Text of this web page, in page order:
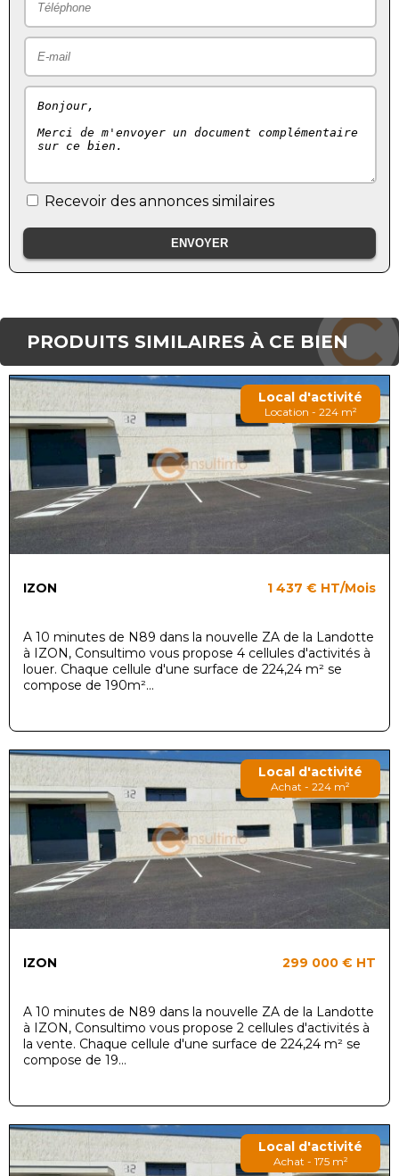
Recevoir des annonces similaires
PRODUITS SIMILAIRES À CE BIEN
Local d'activité
Location - 224 m²
IZON 1 437 € HT/Mois
A 10 minutes de N89 dans la nouvelle ZA de la Landotte
à IZON, Consultimo vous propose 4 cellules d'activités à
louer. Chaque cellule d'une surface de 224,24 m² se
compose de 190m²...
Local d'activité
Achat - 224 m²
IZON 299 000 € HT
A 10 minutes de N89 dans la nouvelle ZA de la Landotte
à IZON, Consultimo vous propose 2 cellules d'activités à
la vente. Chaque cellule d'une surface de 224,24 m² se
compose de 19...
Local d'activité
Achat - 175 m²